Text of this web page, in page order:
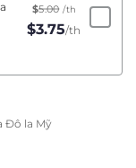
$5.00 /th
$3.75/th
Đô la Mỹ